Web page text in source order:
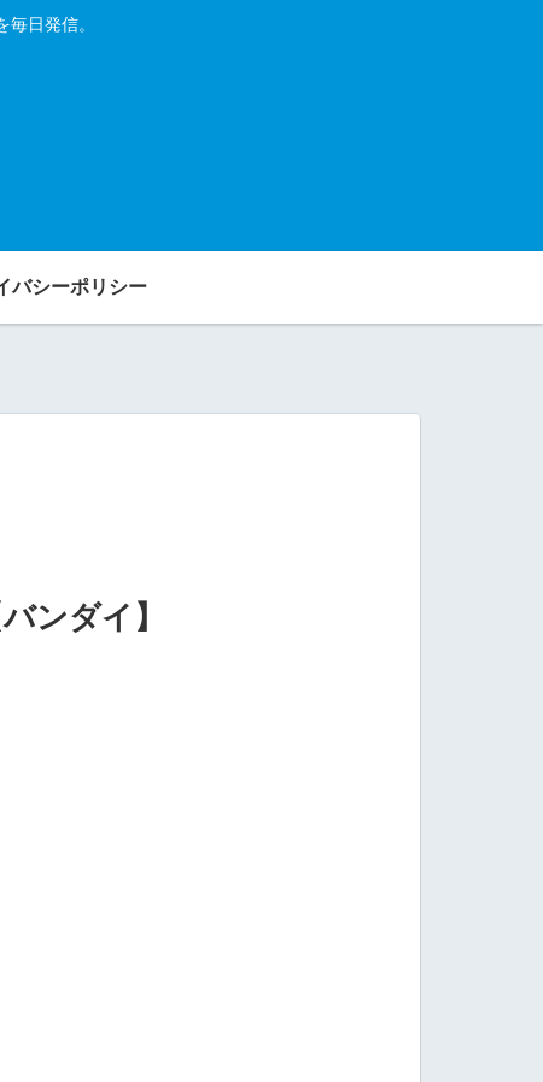
日発信。
バシーポリシー
ンダイ】